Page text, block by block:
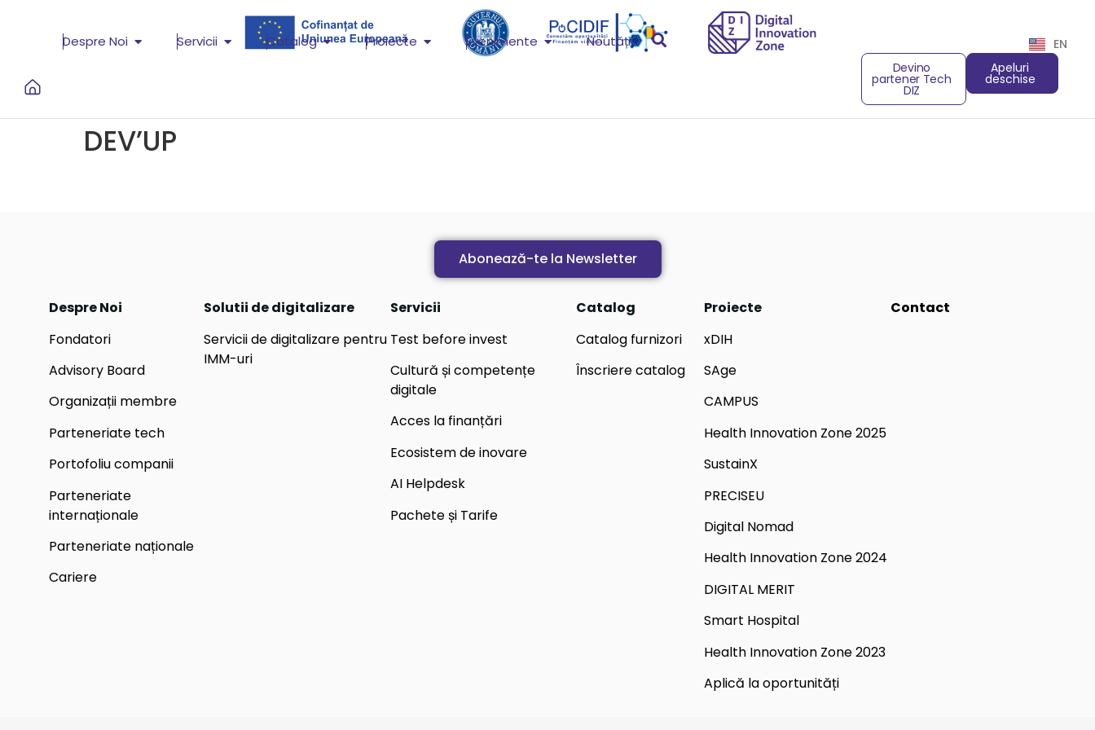
Despre Noi Servicii Catalog Proiecte Evenimente Noutăți
EN
Devino
partener Tech
DIZ
Apeluri
deschise
DEV’UP
Abonează-te la Newsletter
Despre Noi
Fondatori
Advisory Board
Organizații membre
Parteneriate tech
Portofoliu companii
Parteneriate
internaționale
Parteneriate naționale
Cariere
Solutii de digitalizare
Servicii de digitalizare pentru
IMM-uri
Servicii
Test before invest
Cultură și competențe
digitale
Acces la finanțări
Ecosistem de inovare
AI Helpdesk
Pachete și Tarife
Catalog
Catalog furnizori
Înscriere catalog
Proiecte
xDIH
SAge
CAMPUS
Health Innovation Zone 2025
SustainX
PRECISEU
Digital Nomad
Health Innovation Zone 2024
DIGITAL MERIT
Smart Hospital
Health Innovation Zone 2023
Aplică la oportunități
Contact